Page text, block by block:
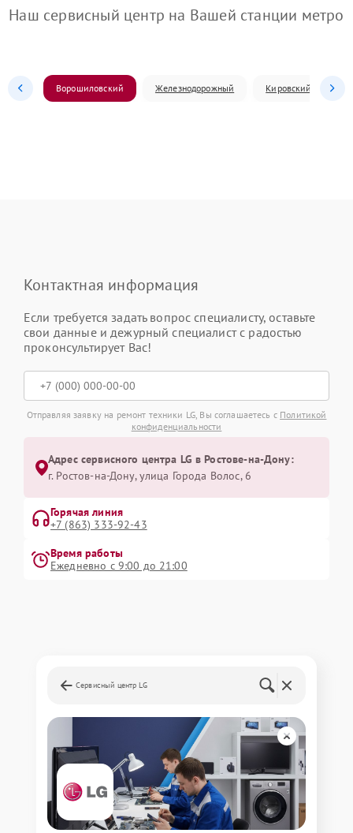
Наш сервисный центр на Вашей станции метро
Ворошиловский Железнодорожный Кировский
Контактная информация
Если требуется задать вопрос специалисту, оставьте
свои данные и дежурный специалист с радостью
проконсультирует Вас!
Отправляя заявку на ремонт техники LG, Вы соглашаетесь с Политикой
конфиденциальности
Адрес сервисного центра LG в Ростове-на-Дону:
г. Ростов-на-Дону, улица Города Волос, 6
Горячая линия
+7 (863) 333-92-43
Время работы
Ежедневно с 9:00 до 21:00
Сервисный центр LG